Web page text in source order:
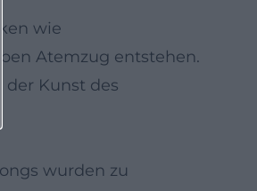
wie
Atemzug entstehen.
der Kunst des
wurden zu